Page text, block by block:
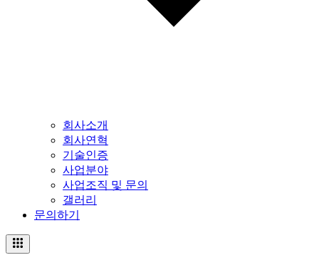
회사소개
회사연혁
기술인증
사업분야
사업조직 및 문의
갤러리
문의하기